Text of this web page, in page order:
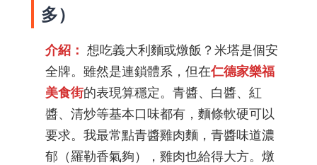
多）
介紹： 想吃義大利麵或燉飯？米塔是個安
全牌。雖然是連鎖體系，但在仁德家樂福
美食街的表現算穩定。青醬、白醬、紅
醬、清炒等基本口味都有，麵條軟硬可以
要求。我最常點青醬雞肉麵，青醬味道濃
郁（羅勒香氣夠），雞肉也給得大方。燉